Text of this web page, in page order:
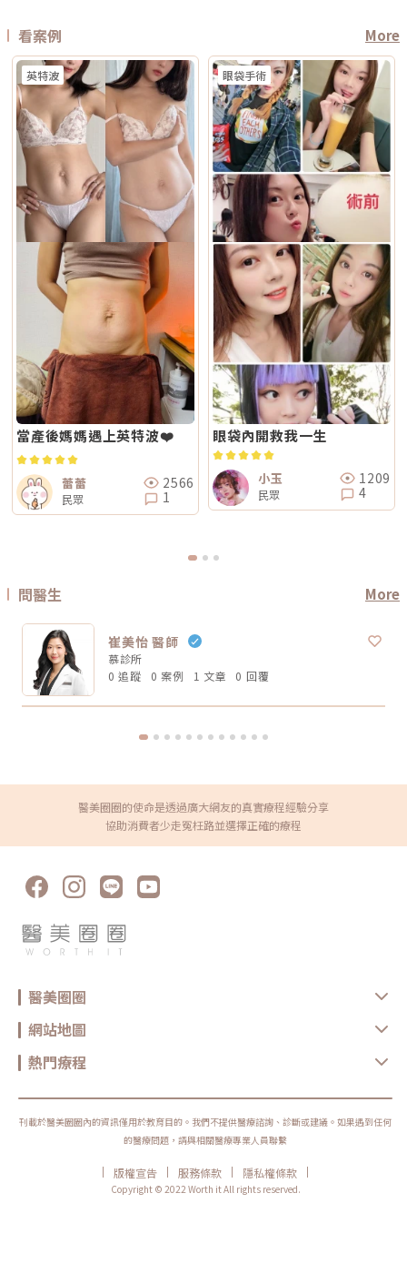
八歲者不建議未成年人接受此類治療，除非有醫療必要且經監護人與專業醫
雷射有什麼最大差別？Reepot 的能量作用以機械式震動為主，而非傳統以
熱破壞色素為核心的方式，因此對周邊組織較為溫和，修復期相對短。搭配
AI 智慧影像分析與低溫保護，可讓能量更集中在斑點本身，減少熱擴散造成
的紅腫或反黑風險。對於需要更加精準、可控的淺層色素改善者，是較新的
治療選擇。Q2：一次療程能看到效果嗎？需要做幾次比較理想？淺層曬
斑、雀斑在單次治療後多半能看到初步變化；但深層或混合型色素通常需要
多次治療，效果會以「循序淡化」的方式呈現。實際次數與間隔仍須依個人
膚況並由醫師評估調整。Q3：Reepot 是否有反黑風險？術後該注意什麼？
任何除斑型雷射都可能有反黑風險，但 Reepot 因熱傷害較低、加上冷卻系
統保護，發生率較低。術後的關鍵在於防曬和保濕，尤其治療後一週避免曝
曬、蒸氣、刺激性保養品。若依照術後指示照護，能大幅降低色素反應的機
會。Q4：敏感肌或薄皮膚適合做 Reepot 嗎？Reepot 的能量模式相對溫
和，加上冷卻保護，對敏感肌而言較為友善。但敏感肌的特性是屏障本身不
穩定，因此治療前仍需要專業檢視膚況，若正處於發炎、乾裂或紅敏期，建
議先穩定皮膚後再安排療程。Q5：做 Reepot 之後多久可以搭配其他醫美
療程？治療後皮膚需要時間恢復，因此若要搭配保濕導入、水光等溫和療
程，通常約 2～3 週即可視膚況安排；若是皮秒、飛梭、強效換膚或注射等
刺激性較高的項目，建議至少間隔 4 週再評估。適當的間隔能降低反黑與過
度刺激的風險，也讓後續療程效果更穩定。Q6：Reepot 的療程費用大約是
多少？Reepot 的價格會依照治療部位、所需的能量深度、是否搭配其他療
程以及整體規劃次數而有所差異。一般費用多落在一萬至三萬多元之間，但
實際金額仍需依個人斑點狀況與療程組合評估後才能確認。建議先安排諮
詢，由專業醫療人員確認膚況後提供最適合的治療方案與費用。Q7：
Reepot 術後的人工皮需要貼多久？Reepot 治療後會在局部覆蓋人工皮，
主要是保護剛治療的肌膚並協助屏障修復。人工皮不建議自行撕除，多數人
會在約兩週左右回診時，由醫療人員視膚況協助取下。人工皮脫落後，治療
部位的色素也會在這段期間逐漸代謝、變淡。斑點帶來的影響，往往不只是
外觀變化，更讓人感到氣色黯淡、不如以往。隨著醫美技術不斷推陳出新，
Reepot AI 時光雷射為色素治療帶來更精準、可控的方式，讓除斑不再停留
在效果難預測的時代。期望這篇文章能幫助你清楚掌握除斑方向與選擇，在
規劃療程時，也建議由專業醫師根據膚況量身評估，找到最適合、安全的改
善方式。★溫馨提醒★小編要提醒大家，醫療並非單純的商業交易，所有的
療程都伴隨著風險。因此，作為消費者應該謹慎選擇合適的醫療方案，以確
保安全與健康。
可以優先評估音波。 如果同時有鬆和垂：可以和醫師討論電音波搭配。這
也是為什麼現在很多醫師會用「複合式療程」來做規劃。不是每個人都只需
要一種療程，而是要看老化主要發生在哪一層，再決定適合電波、音波，還
是兩者搭配。電波音波可以一起打嗎？可以，但不是每個人都一定需要。電
波和音波作用原理不同，所以在醫師評估下，兩者確實可以搭配。常見做法
是用音波處理深層輪廓拉提，再用電波改善皮膚緊緻與膚質鬆弛，讓效果更
全面。不過，電音波不是「全部打越多越好」。發數、能量、施作順序、間
隔時間，都需要依照個人臉部條件設計。如果臉部脂肪偏少、皮膚偏薄、曾
做過其他療程，或是近期剛打過針劑，更要讓醫師完整評估，避免過度治
療。做電波音波前，要注意哪些事？第一，先判斷自己是哪一種老化問題在
選電波或音波前，先不要急著問「哪個比較好」，而是要先看自己的老化問
題屬於哪一種。臉部老化常見可分成四大類：組織鬆弛下垂、結構性凹陷、
皺紋形成、膚質老化。電波和音波主要處理的是「鬆弛與下垂」這一類問
題。電波偏向改善皮膚鬆弛、細紋與緊緻度；音波偏向改善輪廓下垂、嘴邊
肉與下顎線模糊。但如果是太陽穴凹陷、淚溝、臉頰凹陷這類結構性凹陷，
或是斑點、色素沉澱這類膚質問題，單靠電波或音波不一定能解決，需要搭
配其他療程評估。第二，不要只看價格，更要看療程規劃是否合理電波音波
的價格會受到儀器種類、探頭、發數、施作部位、能量設定與診所規劃影
響。價格便宜不一定不好，但如果只用價格做決定，很容易忽略真正重要的
事：這療程到底有沒有符合你的臉部狀況？同樣是音波，有人需要加強下顎
線，有人需要處理嘴邊肉；同樣是電波，有人重點在眼周細紋，有人重點在
臉頰鬆弛。規劃不同，效果自然也會不同。所以選療程時，不只要問「多少
錢」，也要問清楚：使用什麼儀器？施作哪些部位？大約發數或治療範圍怎
麼規劃？為什麼我的狀況適合這個療程？第三，確認儀器來源、探頭耗材與
施作人員電波音波屬於能量型醫美療程，安全性和儀器來源、探頭耗材、操
作經驗都有關。建議選擇前可以確認是否為合法原廠認證儀器、是否使用原
廠探頭或合規耗材，以及是否由合格專業醫療人員評估與操作。另外，醫師
的臉部解剖概念與美感判斷也很重要。因為電波音波不是「能量越強越
好」，而是要看你的皮膚厚度、脂肪量、鬆弛程度、臉型比例去調整。過度
治療不一定更漂亮，反而可能不自然或效果不如預期。第四，效果需要時
間，不要用術後當天判斷成敗電波和音波都是透過熱能刺激膠原蛋白反應，
不是做完當天就完成全部效果。部分人術後會先感覺皮膚變緊、輪廓比較
順，但真正的膠原蛋白新生與重組，通常需要數週到數月慢慢發生。所以做
完後不要急著用第一天的樣子判斷有沒有用，也不要因為短期內沒有巨大變
化就立刻否定療程。非侵入式拉提的特色通常是漸進、自然，而不是突然大
幅改變。第五，不要期待一次療程解決所有老化問題臉部老化不是只有皮膚
鬆而已，還可能包含膠原蛋白流失、脂肪位移、骨架支撐變弱、皮膚厚度改
變等不同層次的問題。電波可以改善皮膚緊緻度與膚質，音波可以幫助輪廓
拉提與深層支撐，但它們不一定能取代針劑、填充、雷射、手術或其他療
定。電波多半是熱感、刺熱感；音波則常見深層痠脹感或一點一點的刺激
不能單純說哪一個一定比較痛。Q2：電波音波做完會有修復期嗎？多數電
波音波屬於非侵入式療程，通常不需要像手術一樣長時間修復。不過部分人
個人體質與療程設定而定。Q3：年輕人適合做電波音波嗎？如果只是想預
防初老、改善膚質鬆弛，可以先從電波或其他較溫和的保養型療程評估。若
已經有明顯輪廓下垂，也可以和醫師討論音波。但年齡不是唯一標準，皮膚
厚度、脂肪量、鬆弛程度更重要。Q4：電波音波可以取代拉皮手術嗎？不
能完全取代。電波音波適合輕度到中度鬆弛，屬於非侵入式抗老療程。如果
是非常明顯的皮膚鬆垂或組織下滑，仍可能需要評估手術或其他治療方式。
Q5：電波音波多久做一次？每個人的老化程度、儀器種類、能量設定和維
合自己的療程電波跟音波都是常見的非侵入式抗老療程，但它們不是誰取代
先對！★溫馨提醒★小編要提醒大家，醫療並非單純的商業交易，所有的療
程都伴隨著風險。因此，作為消費者應該謹慎選擇合適的醫療方案，以確保
容積式加熱 療程定位 膚質、細緻、緊緻並重 輪廓、拉提、緊實為主 適合族
冷卻技術 五階七段冷卻系統 分段噴灑冷媒 探頭 雅典娜探頭：臉部 宙斯探
頭：身體 愛神探頭：眼周 紫鑽探頭：臉/四肢 碧眼探頭：眼周 藍鑽探頭：
臉/四肢 黃金探頭：身體 疼痛感 多數定位為較舒適型 但仍因人而異 感受通
常較明顯，但依能量、部位與個人耐受度不同 常見效果感受 膚質變細、臉
部較緊 光澤提升 輪廓變緊、線條感改善 適合重點 想變精緻、自然、保養型
想加強緊緻、抗老、輪廓型 原理差異：單極、雙極到底是什麼？很多人看
到「單極」、「雙極」會覺得很難懂，其實可以用生活化的方式理解。單極
電波：像是把熱能傳遞到較深、較廣的範圍，主要作用於較深層皮膚組織
（以真皮層為主），常被用於緊緻與支撐感相關需求。鳳凰電波即屬於單極
射頻應用。雙極電波：則是將能量集中在兩個電極之間，作用範圍相對較
淺，較常被用於膚質細緻、表層改善等需求。無雙電波的特色，在於將單極
與雙極兩種模式結合於同一療程設計中。根據官方資料，DENSITY 可透過
不同射頻模式，將能量分別作用於深層與淺層皮膚。因此，兩者並不是「誰
比較高級」，而是設計邏輯不同。若主要需求為輪廓拉提與緊緻，單極射頻
為主的療程通常較符合需求；若希望同時兼顧膚質細緻與輕度緊緻，複合式
電波療程則可能更具彈性。效果差異：拉提感、緊緻感、膚質感不一樣1. 拉
提感如果你的主要困擾是「臉部鬆弛」、「下顎線不清楚」或「嘴邊肉變明
顯」，鳳凰電波通常是較常被討論的選項之一。其應用多與輪廓緊緻與鬆弛
改善相關，常見於臉部、眼周與身體的緊緻與平滑需求。2. 膚質感如果你的
問題不是明顯鬆弛，而是「皮膚看起來粗」、「毛孔明顯」、「妝感不服
貼」或整體氣色較疲累，無雙電波的複合式能量設計相對較符合這類需求。
除了緊緻效果外，也常被用於膚質細緻與整體質感提升，因此常被市場定位
為入門型抗老或精緻型電波療程。3. 自然度兩者都屬於非侵入式療程，因此
通常不會像手術或填充療程一樣產生立即的結構性改變，效果多半呈現為漸
進式、自然型。常見的效果訴求差異在於：鳳凰電波多偏向輪廓線條與緊緻
感的提升；無雙電波則較偏向整體膚質細緻、緊實與光澤感的改善。哪一種
比較痛？無雙電波真的比較不痛嗎？疼痛感是很多人選療程時最在意的問
題。以療程設計來看，鳳凰電波因為以單極射頻為主，能量感通常會比較明
顯。部分人會形容為熱、刺、酸、脹，尤其在骨感較明顯或皮膚較薄的位
置，感受可能更強。無雙電波則因為設計上有SAC智能冷卻系統與RIC即時
阻抗偵測補償系統等設計，因此為舒適度較高的電波療程。但這裡要講清
楚：不痛不代表完全沒感覺，舒適也不代表每個人都一樣。疼痛感會受到很
多因素影響，包括： 個人耐痛程度 施作部位 能量設定 是否敷麻 醫師手法
皮膚厚薄與骨感程度 當天身體狀態所以比較精準的說法是：無雙電波通常
被定位為舒適度較佳；鳳凰電波能量感通常較明顯。但實際感受仍需依個人
狀況而定。常見迷思一：鳳凰電波一定比無雙電波強嗎？不一定。「強」要
看你指的是哪一種強。如果說的是深層拉提、輪廓緊緻，鳳凰電波確實是經
線條、核心、柔軟度，還是想增加肌力？療程也是同樣邏輯。選擇醫美療
做完會立刻小臉嗎？很多人期待電波做完臉馬上小一圈，但這個期待需要調
整。電波拉提不是抽脂，也不是溶脂，更不是削骨。它主要是透過射頻熱能
得臉比較緊、線條比較順，但真正的膠原變化通常需要時間。Thermage 官
方也提到效果可立即出現，並隨時間改善。所以比較合理的期待是：不是
「瞬間換臉」而是「慢慢變緊、變順、變精緻」做電波前需要注意什麼？無
論選無雙電波或鳳凰電波，療程前都建議注意以下幾點： 近期是否懷孕或
哺乳 是否有心律調節器或植入式電子裝置 施作區域是否有金屬植入物 是否
有嚴重皮膚發炎、傷口或感染 近期是否做過其他醫美療程 是否有蟹足腫或
特殊體質 是否正在服用影響皮膚修復的藥物這些資訊都應在諮詢時主動告
知醫療院所，即便是非侵入式療程，也不是每個人都適合做。做完電波後怎
護： 加強保濕 避免過度去角質 做好防曬 短期內避免高溫環境，例如三溫
個效果比較好？沒有絕對誰比較好。無雙電波偏向膚質、細緻與自然緊緻；
鳳凰電波偏向輪廓拉提與深層緊實。選擇重點應該是你的需求，而不是單看
療程名氣。Q2：無雙電波可以取代鳳凰電波嗎？不一定。兩者能量設計與
療程定位不同，並非互相取代關係。若主要需求是膚質與輕度緊緻，無雙電
雙電波適合年輕人嗎？若已開始出現膚質粗糙、毛孔、細紋或輕微鬆弛，無
作。Q4：電波拉提可以維持多久？維持時間會因年齡、膚況、生活習慣、
保養方式、能量設定與個人體質不同而有差異。多數電波療程並非永久效
果，通常需要定期保養。Q5：做完電波可以馬上化妝嗎？多數情況下恢復
感，建議先讓肌膚休息，並加強保濕與防曬，並依醫療院所指示進行後續照
護。選對療程，比跟風更重要無雙電波與鳳凰電波各有優勢，前者偏向細緻
膚質與自然緊緻，後者則更聚焦在輪廓拉提與深層抗老。與其問「哪一個比
年齡、鬆弛程度、預算與期待值，才能做出更安全也更符合期待的選擇。同
時，也建議選擇原廠認證或合法合格的醫療院所，確認設備來源、探頭是否
果的重要關鍵。醫美療程沒有標準答案，適合別人的療程，不一定就是最適
合自己的選擇。建議在施作前，先與專業醫療院所充分諮詢，了解自身膚
況、期待效果與可能限制，再做出更安心的決定。真正理想的變美，不是追
求一次到位，而是用正確的方式，讓自己一步一步變得更自然、精緻、又有
廠認證診所：https://asia-density.com/map★溫馨提醒★小編要提醒大
者應該謹慎選擇合適的醫療方案，以確保安全與健康。
https://www.instagram.com/drdeungskinclinic/張英睿皮膚專科診所地
址：新北市板橋區文化路一段118號電話：(02)-2250-6065LINE：
@xat.0000195926.1nzhttps://page.line.me/xat.0000195926.1nz?
openQrModal=true
看案例 More
英特波
當產後媽媽遇上英特波❤️
蕾蕾
民眾
2566
1
眼袋手術
眼袋內開救我一生
小玉
民眾
1209
4
問醫生 More
崔美怡 醫師
慕診所
0 追蹤
0 案例 1 文章 0 回覆
醫美圈圈的使命是透過廣大網友的真實療程經驗分享
協助消費者少走冤枉路並選擇正確的療程
醫美圈圈
網站地圖
熱門療程
刊載於醫美圈圈內的資訊僅用於教育目的。我們不提供醫療諮詢、診斷或建議。如果遇到任何
的醫療問題，請與相關醫療專業人員聯繫
| 版權宣告 | 服務條款 | 隱私權條款
|
Copyright © 2022 Worth it All rights reserved.